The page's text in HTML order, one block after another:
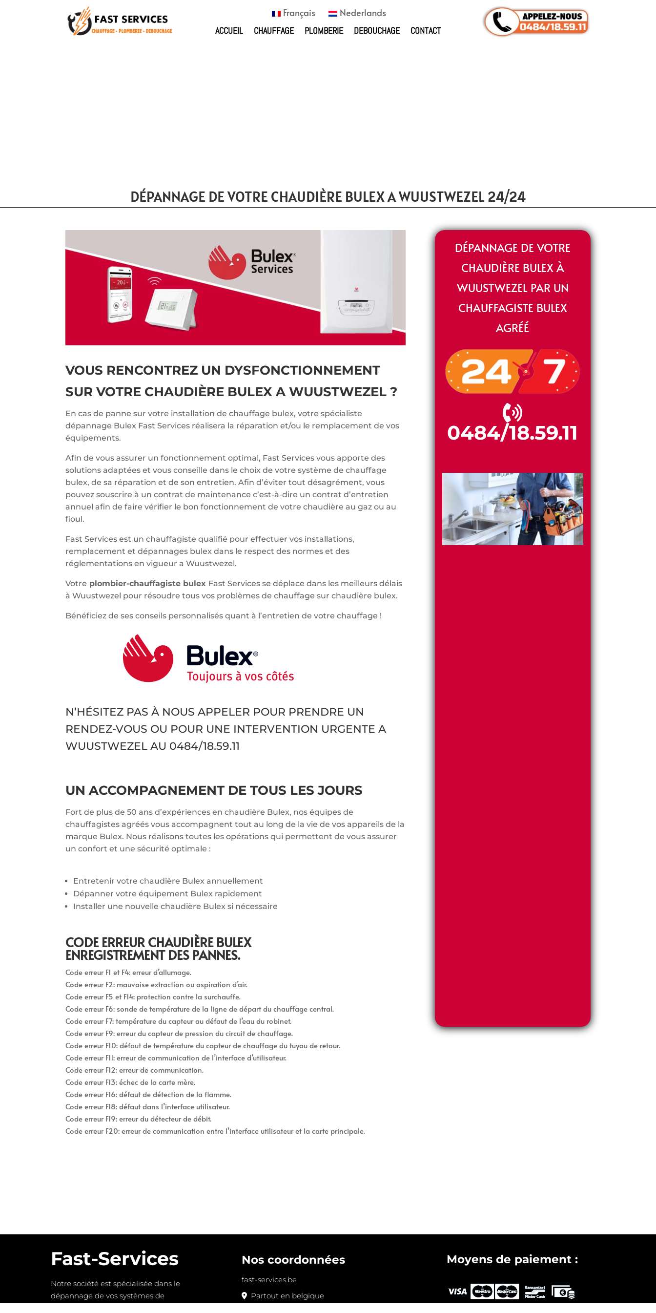
Français Nederlands
ACCUEIL CHAUFFAGE PLOMBERIE DEBOUCHAGE CONTACT
DÉPANNAGE DE VOTRE CHAUDIÈRE BULEX A WUUSTWEZEL 24/24
VOUS RENCONTREZ UN DYSFONCTIONNEMENT
SUR VOTRE CHAUDIÈRE BULEX A WUUSTWEZEL ?
En cas de panne sur votre installation de chauffage bulex, votre spécialiste
dépannage Bulex Fast Services réalisera la réparation et/ou le remplacement de vos
équipements.
Afin de vous assurer un fonctionnement optimal, Fast Services vous apporte des
solutions adaptées et vous conseille dans le choix de votre système de chauffage
bulex, de sa réparation et de son entretien. Afin d’éviter tout désagrément, vous
pouvez souscrire à un contrat de maintenance c’est-à-dire un contrat d’entretien
annuel afin de faire vérifier le bon fonctionnement de votre chaudière au gaz ou au
fioul.
Fast Services est un chauffagiste qualifié pour effectuer vos installations,
remplacement et dépannages bulex dans le respect des normes et des
réglementations en vigueur a Wuustwezel.
Votre plombier-chauffagiste bulex Fast Services se déplace dans les meilleurs délais
à Wuustwezel pour résoudre tous vos problèmes de chauffage sur chaudière bulex.
Bénéficiez de ses conseils personnalisés quant à l’entretien de votre chauffage !
N’HÉSITEZ PAS À NOUS APPELER POUR PRENDRE UN
RENDEZ-VOUS OU POUR UNE INTERVENTION URGENTE A
WUUSTWEZEL AU 0484/18.59.11
UN ACCOMPAGNEMENT DE TOUS LES JOURS
Fort de plus de 50 ans d’expériences en chaudière Bulex, nos équipes de
chauffagistes agréés vous accompagnent tout au long de la vie de vos appareils de la
marque Bulex. Nous réalisons toutes les opérations qui permettent de vous assurer
un confort et une sécurité optimale :
Entretenir votre chaudière Bulex annuellement
Dépanner votre équipement Bulex rapidement
Installer une nouvelle chaudière Bulex si nécessaire
CODE ERREUR CHAUDIÈRE BULEX
ENREGISTREMENT DES PANNES.
Code erreur F1 et F4: erreur d’allumage.
Code erreur F2: mauvaise extraction ou aspiration d’air.
Code erreur F5 et F14: protection contre la surchauffe.
Code erreur F6: sonde de température de la ligne de départ du chauffage central.
Code erreur F7: température du capteur au défaut de l’eau du robinet.
Code erreur F9: erreur du capteur de pression du circuit de chauffage.
Code erreur F10: défaut de température du capteur de chauffage du tuyau de retour.
Code erreur F11: erreur de communication de l’interface d’utilisateur.
Code erreur F12: erreur de communication.
Code erreur F13: échec de la carte mère.
Code erreur F16: défaut de détection de la flamme.
Code erreur F18: défaut dans l’interface utilisateur.
Code erreur F19: erreur du détecteur de débit.
Code erreur F20: erreur de communication entre l’interface utilisateur et la carte principale.
DÉPANNAGE DE VOTRE
CHAUDIÈRE BULEX À
WUUSTWEZEL PAR UN
CHAUFFAGISTE BULEX
AGRÉÉ
0484/18.59.11
Fast-Services
Notre société est spécialisée dans le
dépannage de vos systèmes de
Nos coordonnées
fast-services.be
Partout en belgique
Moyens de paiement :